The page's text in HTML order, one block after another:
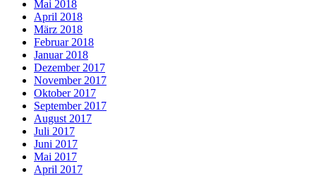
Mai 2018
April 2018
März 2018
Februar 2018
Januar 2018
Dezember 2017
November 2017
Oktober 2017
September 2017
August 2017
Juli 2017
Juni 2017
Mai 2017
April 2017